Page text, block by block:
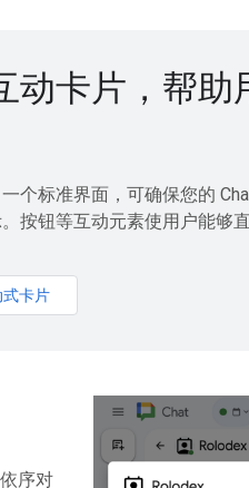
动卡片，帮助
个标准界面，可确保您的
按钮等互动元素使用户能够
卡片
序对